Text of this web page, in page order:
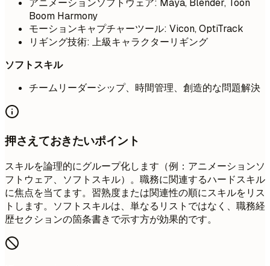
アニメーションソフトウェア: Maya, Blender, Toon
Boom Harmony
モーションキャプチャーツール: Vicon, OptiTrack
リギング技術: 上級キャラクターリギング
ソフトスキル
チームリーダーシップ、時間管理、創造的な問題解決
押さえておきたいポイント
スキルを論理的にグループ化します（例：アニメーションソ
フトウェア、ソフトスキル）。職務に関連するハードスキル
に焦点を当てます。習熟度または関連性の順にスキルをリス
トします。ソフトスキルは、単なるリストではなく、職務経
歴セクションの箇条書きで示す方が効果的です。